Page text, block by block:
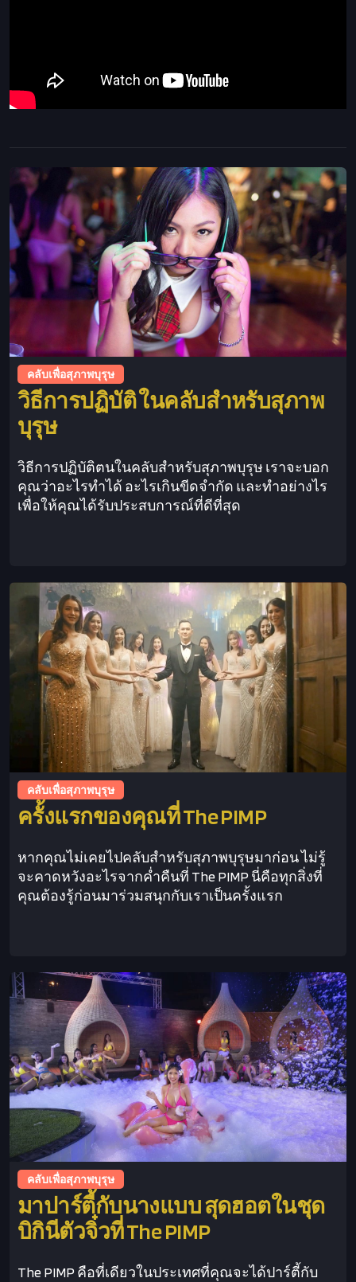
คลับเพื่อสุภาพบุรุษ
วิธีการปฏิบัติ ในคลับสำหรับสุภาพ
บุรุษ
วิธีการปฏิบัติตนในคลับสำหรับสุภาพบุรุษ เราจะบอก
คุณว่าอะไรทำได้ อะไรเกินขีดจำกัด และทำอย่างไร
เพื่อให้คุณได้รับประสบการณ์ที่ดีที่สุด
คลับเพื่อสุภาพบุรุษ
ครั้งแรกของคุณที่ The PIMP
หากคุณไม่เคยไปคลับสำหรับสุภาพบุรุษมาก่อน ไม่รู้
จะคาดหวังอะไรจากค่ำคืนที่ The PIMP นี่คือทุกสิ่งที่
คุณต้องรู้ก่อนมาร่วมสนุกกับเราเป็นครั้งแรก
คลับเพื่อสุภาพบุรุษ
มาปาร์ตี้กับนางแบบ สุดฮอตในชุด
บิกินีตัวจิ๋วที่ The PIMP
The PIMP คือที่เดียวในประเทศที่คุณจะได้ปาร์ตี้กับ